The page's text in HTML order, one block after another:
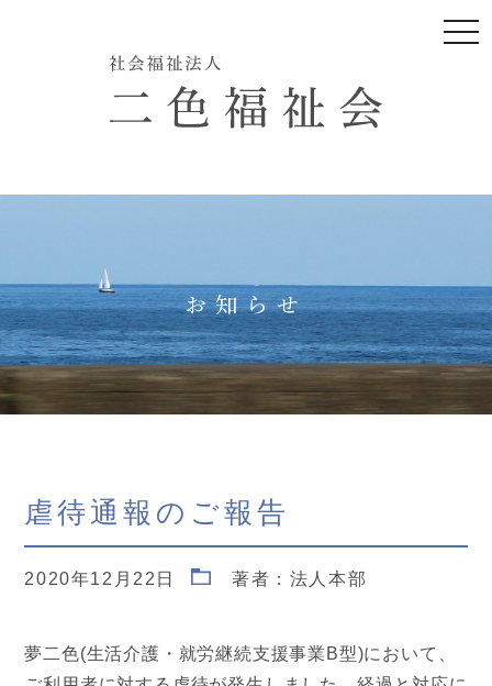
お知らせ
虐待通報のご報告
2020年12月22日 著者：法人本部
夢二色(生活介護・就労継続支援事業B型)において、